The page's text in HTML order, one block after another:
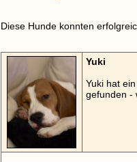
Diese Hunde konnten
Yuki
Yuki hat
gefunden -